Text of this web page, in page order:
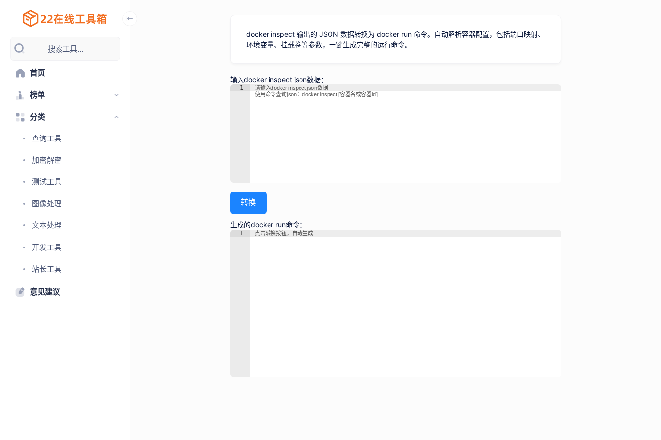
搜索工具...
首页
榜单
分类
查询工具
加密解密
测试工具
图像处理
文本处理
开发工具
站长工具
意见建议
docker inspect 输出的 JSON 数据转换为 docker run 命令。自动解析容器配置，包括端口映射、
环境变量、挂载卷等参数，一键生成完整的运行命令。
输入docker inspect json数据：
1
请输入docker inspect json数据
使用命令查询json：docker inspect [容器名或容器id]
转换
生成的docker run命令：
1 点击转换按钮，自动生成